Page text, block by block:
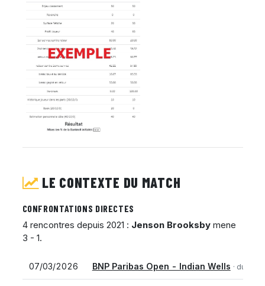
LE CONTEXTE DU MATCH
CONFRONTATIONS DIRECTES
4 rencontres depuis 2021 : Jenson Brooksbymene
3 - 1.
07/03/2026 BNP Paribas Open - Indian Wells · dur